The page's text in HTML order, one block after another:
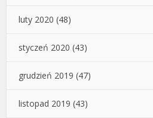
luty 2020 (48)
styczeń 2020 (43)
grudzień 2019 (47)
listopad 2019 (43)